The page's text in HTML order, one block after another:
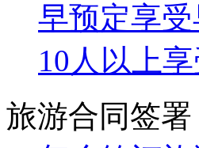
早预定享
10人以上
旅游合同签署